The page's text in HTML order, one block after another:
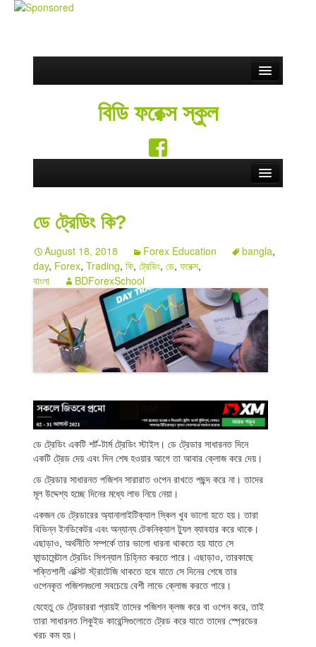
English
বিডি ফরেক্স স্কুল
Forex School
Forex Education
Forex Brokers
Forex Rebate
Indicators
Download
ডে ট্রেডিং কি?
August 18, 2018 Forex Education bangla,
day, Forex,Trading,কি,ট্রেডিং,ডে,ফরেক্স,
বাংলা
BDForexSchool
ডে ট্রেডিং একটি শর্ট-টার্ম ট্রেডিং স্টাইল। ডে ট্রেডার সাধারনত দিনে
একটি ট্রেড দেয় এবং দিন শেষ হওয়ার আগে তা আবার ক্লোজ করে দেয়।
ডে ট্রেডার সাধারনত পজিশন সারারাত ওপেন রাখতে পছন্দ করে না। তাদের
মূল উদ্দেশ্য হচ্ছে দিনের মধ্যে লাভ নিয়ে নেয়া।
একজন ডে ট্রেডারের অ্যানালাইটিক্যাল স্কিল খুব ভালো হতে হয়। তারা
বিভিন্ন ইনডিকেটর এবং অন্যান্য টেকনিক্যাল ট্যুল ব্যাবহার করে থাকে।
এছাড়াও, অর্থনীতি সম্পর্কে তার ভালো ধারনা থাকতে হয় যাতে সে
ফান্ডামেন্টাল ট্রেডিং সিগন্যাল চিহ্নিত করতে পারে। এছাড়াও, তারকাছে
শক্তিশালী এক্সিট স্ট্রাটেজি থাকতে হবে যাতে সে দিনের শেষে তার
ওপেনকৃত পজিশনগুলো সবচেয়ে বেশী লাভে ক্লোজ করতে পারে।
যেহেতু ডে ট্রেডাররা প্রায়ই তাদের পজিশন ক্লজ করে বা ওপেন করে, তাই
তারা সাধারনত লিকুইড কারেন্সিগুলোতে ট্রেড করে যাতে তাদের স্প্রেডের
খরচ কম হয়।